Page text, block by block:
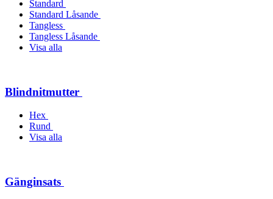
Standard
Standard Låsande
Tangless
Tangless Låsande
Visa alla
Blindnitmutter
Hex
Rund
Visa alla
Gänginsats